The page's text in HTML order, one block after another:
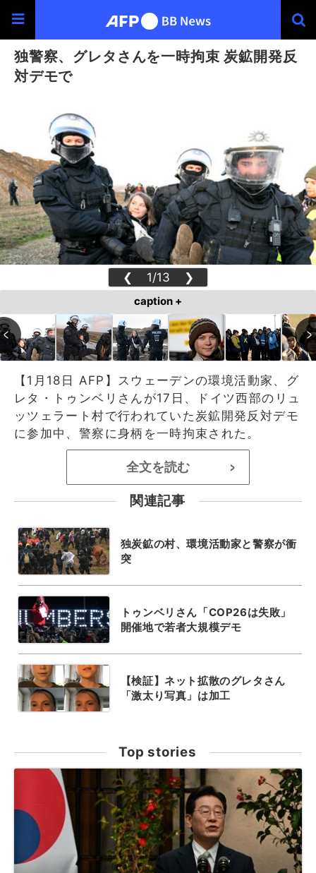
独警察、グレタさんを一時拘束 炭鉱開発反
対デモで
❮ 1/13 ❯
caption +
【1月18日 AFP】スウェーデンの環境活動家、グ
レタ・トゥンベリさんが17日、ドイツ西部のリュ
ッツェラート村で行われていた炭鉱開発反対デモ
に参加中、警察に身柄を一時拘束された。
全文を読む >
関連記事
独炭鉱の村、環境活動家と警察が衝
突
トゥンベリさん「COP26は失敗」
開催地で若者大規模デモ
【検証】ネット拡散のグレタさん
「激太り写真」は加工
Top stories